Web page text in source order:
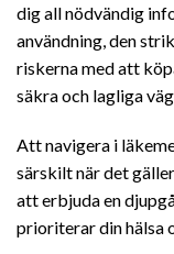
dig all nödvändig
användning, den
riskerna med att
säkra och lagliga
Att navigera i
särskilt när det
att erbjuda en
prioriterar din hälsa